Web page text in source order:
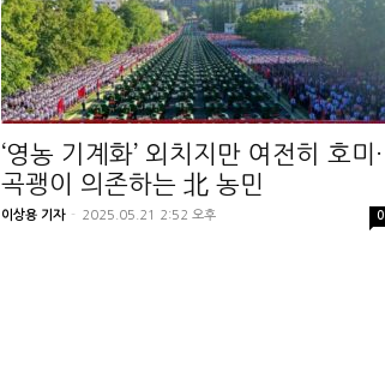
‘영농 기계화’ 외치지만 여전히 호미·
곡괭이 의존하는 北 농민
이상용 기자 - 2025.05.21 2:52 오후 0